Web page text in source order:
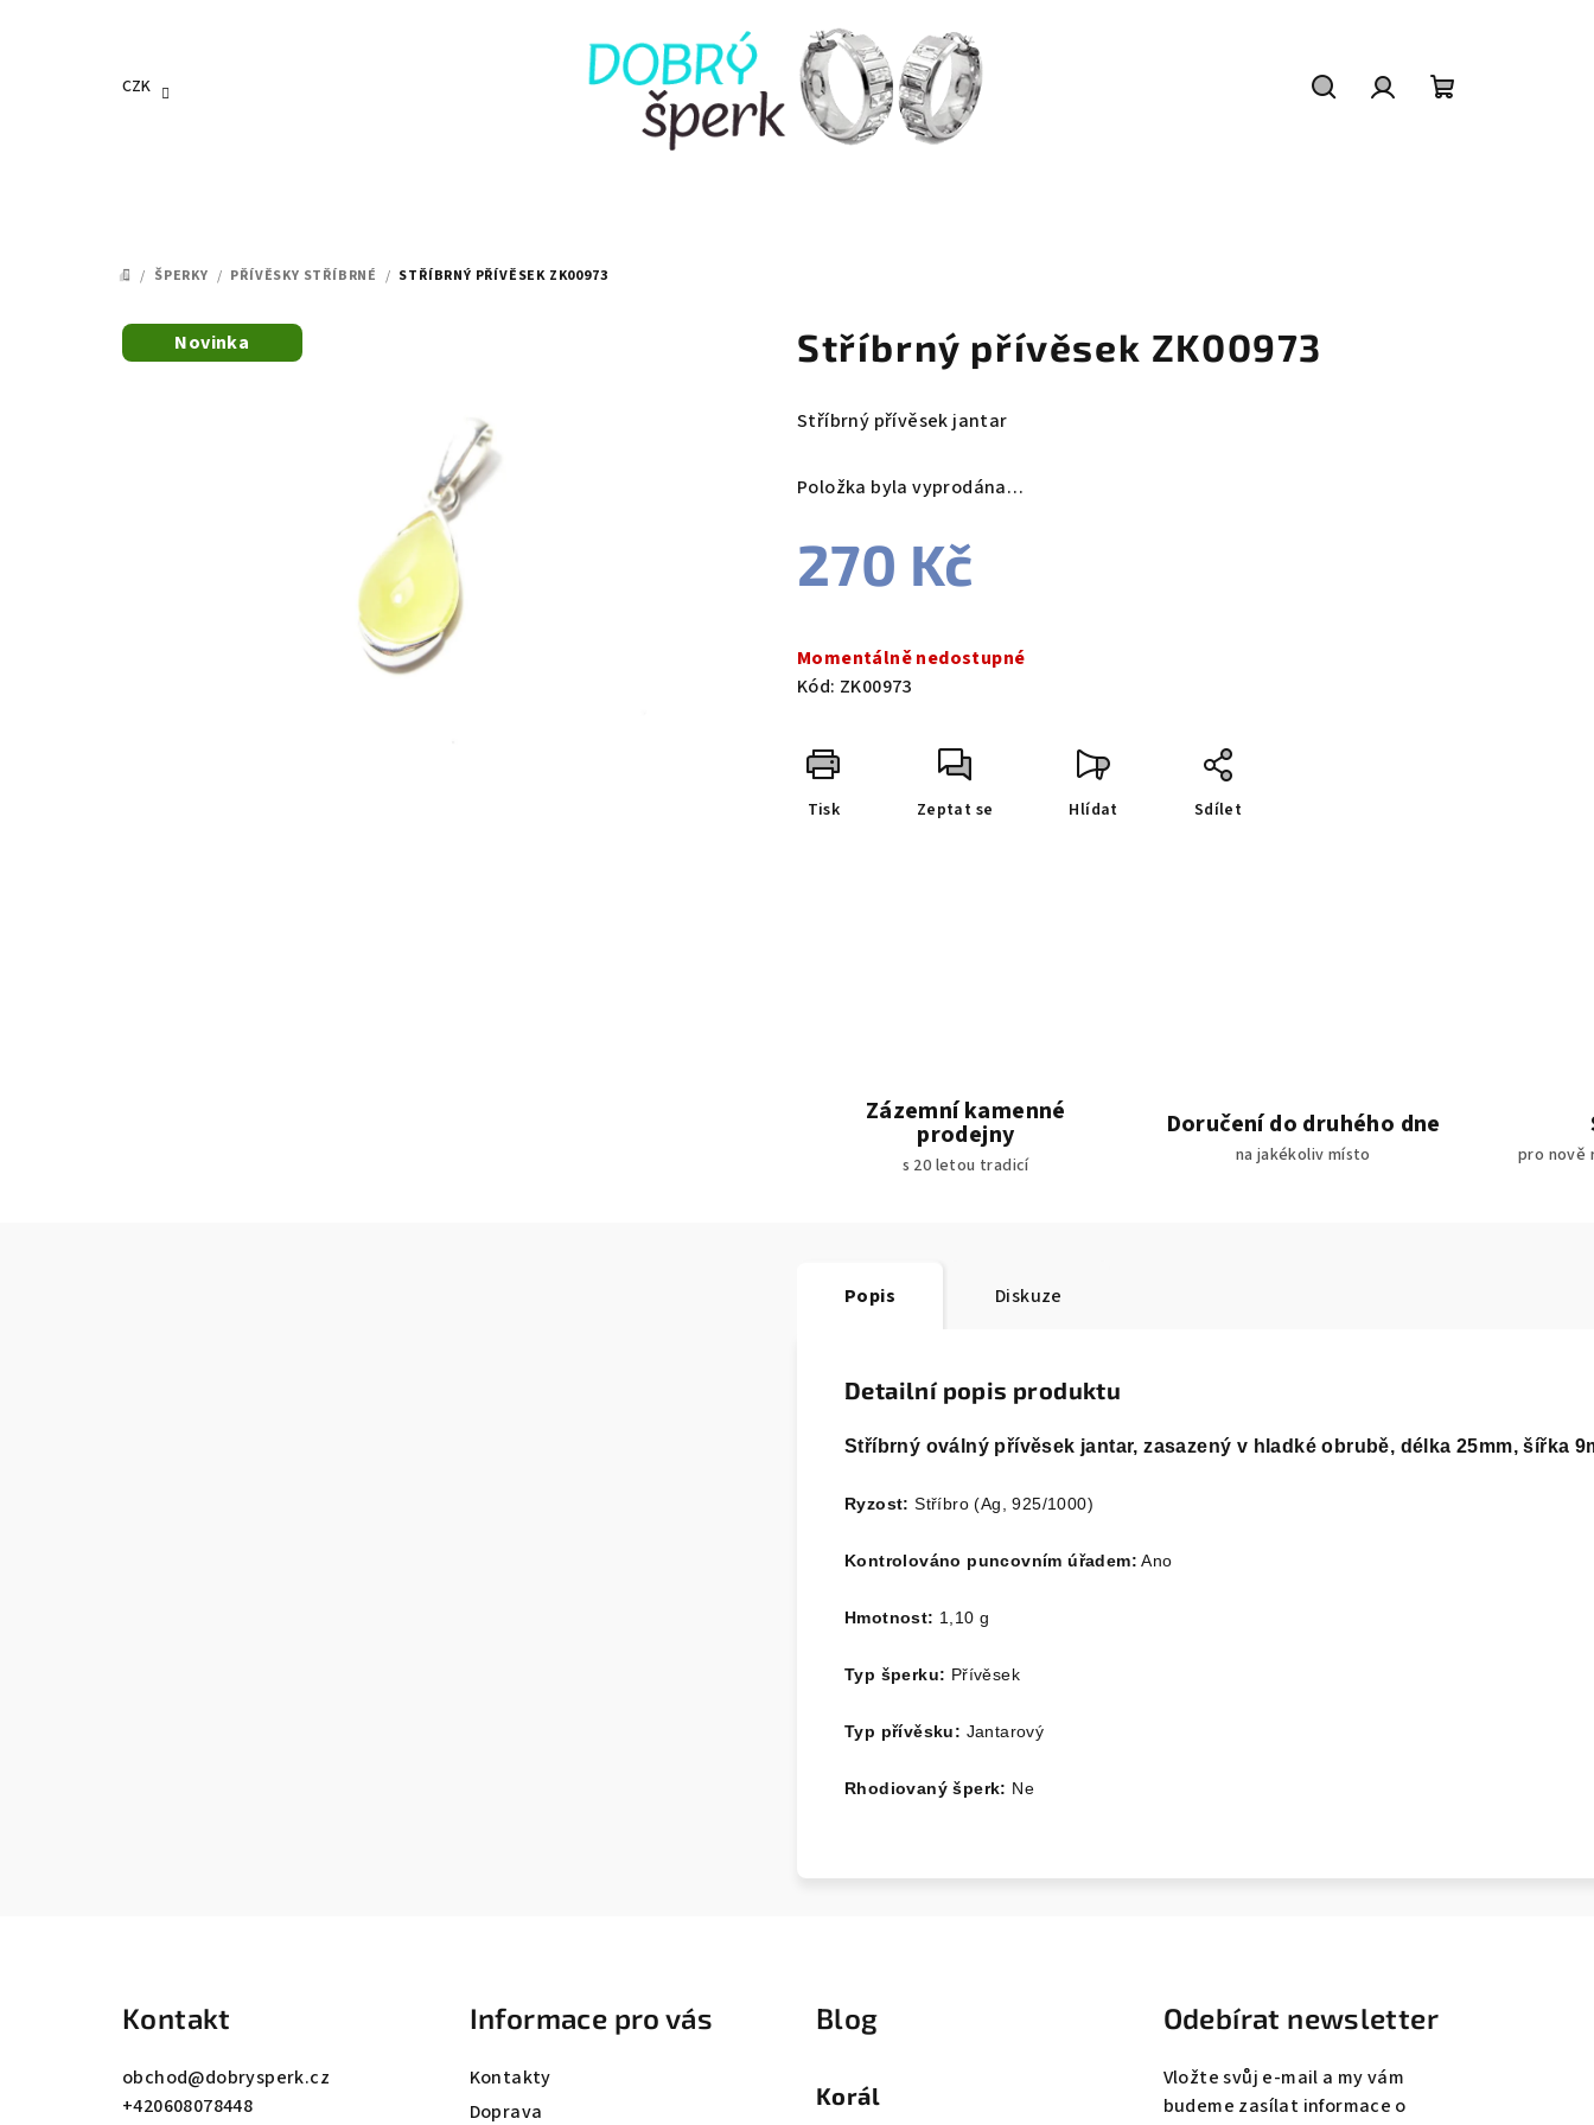
CZK
DOMŮ
/ ŠPERKY / PŘÍVĚSKY STŘÍBRNÉ / STŘÍBRNÝ PŘÍVĚSEK ZK00973
Stříbrný přívěsek ZK00973
Stříbrný přívěsek jantar
Položka byla vyprodána…
270 Kč
cena:
Momentálně nedostupné
Kód: ZK00973
Tisk Zeptat se Hlídat Sdílet
Novinka
Zázemní kamenné
prodejny
s 20 letou tradicí
Doručení do druhého dne
na jakékoliv místo pro nově
Popis Diskuze
Detailní popis produktu
Stříbrný oválný přívěsek jantar, zasazený v hladké obrubě, délka 25mm, šířka
Ryzost:Stříbro (Ag, 925/1000)
Kontrolováno puncovním úřadem: Ano
Hmotnost: 1,10 g
Typ šperku: Přívěsek
Typ přívěsku: Jantarový
Rhodiovaný šperk: Ne
Kontakt
obchod@dobrysperk.cz
+420608078448
Informace pro vás
Kontakty
Doprava
Blog
Korál
Odebírat newsletter
Vložte svůj e-mail a my vám
budeme zasílat informace o